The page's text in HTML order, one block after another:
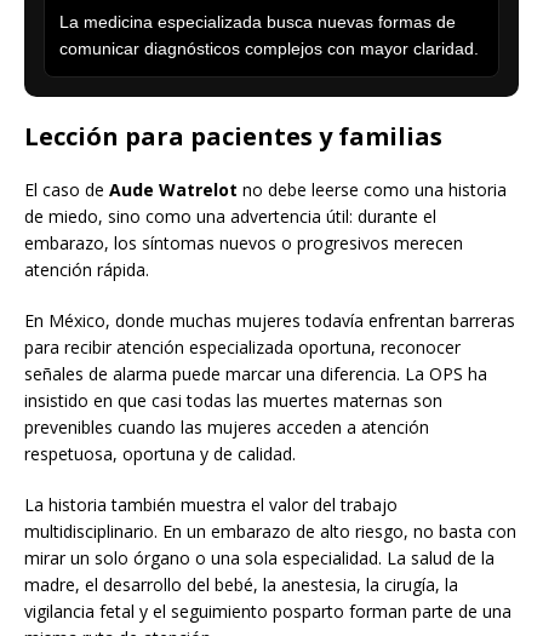
La medicina especializada busca nuevas formas de
comunicar diagnósticos complejos con mayor claridad.
Lección para pacientes y familias
El caso de Aude Watrelot no debe leerse como una historia
de miedo, sino como una advertencia útil: durante el
embarazo, los síntomas nuevos o progresivos merecen
atención rápida.
En México, donde muchas mujeres todavía enfrentan barreras
para recibir atención especializada oportuna, reconocer
señales de alarma puede marcar una diferencia. La OPS ha
insistido en que casi todas las muertes maternas son
prevenibles cuando las mujeres acceden a atención
respetuosa, oportuna y de calidad.
La historia también muestra el valor del trabajo
multidisciplinario. En un embarazo de alto riesgo, no basta con
mirar un solo órgano o una sola especialidad. La salud de la
madre, el desarrollo del bebé, la anestesia, la cirugía, la
vigilancia fetal y el seguimiento posparto forman parte de una